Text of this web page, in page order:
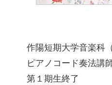
作陽短期大学音楽科
ピアノコード奏法講
第１期生終了